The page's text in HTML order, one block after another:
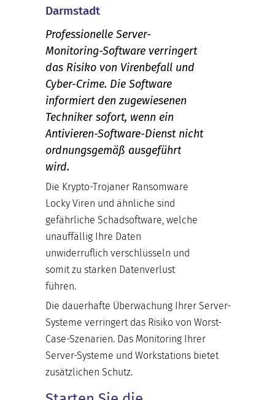
Darmstadt
Professionelle Server-
Monitoring-Software verringert
das Risiko von Virenbefall und
Cyber-Crime. Die Software
informiert den zugewiesenen
Techniker sofort, wenn ein
Antivieren-Software-Dienst nicht
ordnungsgemäß ausgeführt
wird.
Die Krypto-Trojaner Ransomware
Locky Viren und ähnliche sind
gefährliche Schadsoftware, welche
unauffällig Ihre Daten
unwiderruflich verschlüsseln und
somit zu starken Datenverlust
führen.
Die dauerhafte Überwachung Ihrer Server-
Systeme verringert das Risiko von Worst-
Case-Szenarien. Das Monitoring Ihrer
Server-Systeme und Workstations bietet
zusätzlichen Schutz.